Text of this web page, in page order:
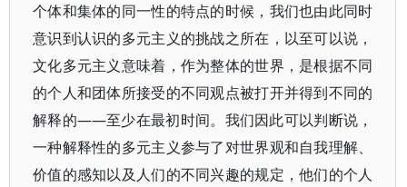
个体和集体的同一性的特点的时候，我们也由此同时
意识到认识的多元主义的挑战之所在，以至可以说，
文化多元主义意味着，作为整体的世界，是根据不同
的个人和团体所接受的不同观点被打开并得到不同的
解释的——至少在最初时间。我们因此可以判断说，
一种解释性的多元主义参与了对世界观和自我理解、
价值的感知以及人们的不同兴趣的规定，他们的个人